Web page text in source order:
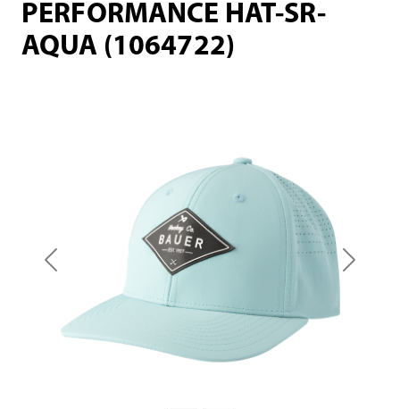
PERFORMANCE HAT-SR-
AQUA (1064722)
Previous Next